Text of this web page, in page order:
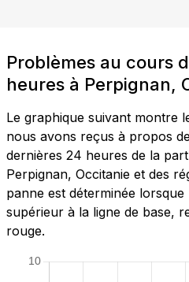
Problèmes au cours
heures à Perpignan,
Le graphique suivant montre
nous avons reçus à propos
dernières 24 heures de la
Perpignan, Occitanie et des
panne est déterminée
supérieur à la ligne de base,
rouge.